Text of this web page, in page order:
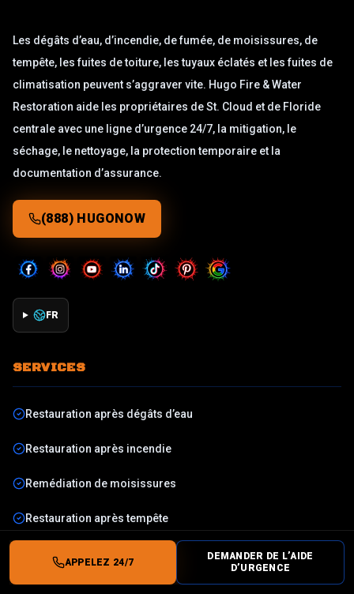
Les dégâts d’eau, d’incendie, de fumée, de moisissures, de
tempête, les fuites de toiture, les tuyaux éclatés et les fuites de
climatisation peuvent s’aggraver vite. Hugo Fire & Water
Restoration aide les propriétaires de St. Cloud et de Floride
centrale avec une ligne d’urgence 24/7, la mitigation, le
séchage, le nettoyage, la protection temporaire et la
documentation d’assurance.
(888) HUGONOW
FR
SERVICES
Restauration après dégâts d’eau
Restauration après incendie
Remédiation de moisissures
Restauration après tempête
APPELEZ 24/7
DEMANDER DE L’AIDE
D’URGENCE